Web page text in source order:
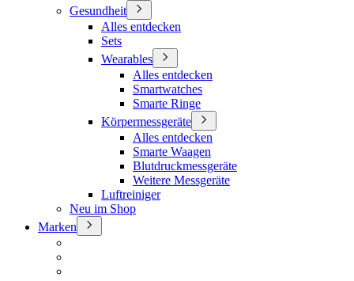
Gesundheit
Alles entdecken
Sets
Wearables
Alles entdecken
Smartwatches
Smarte Ringe
Körpermessgeräte
Alles entdecken
Smarte Waagen
Blutdruckmessgeräte
Weitere Messgeräte
Luftreiniger
Neu im Shop
Marken